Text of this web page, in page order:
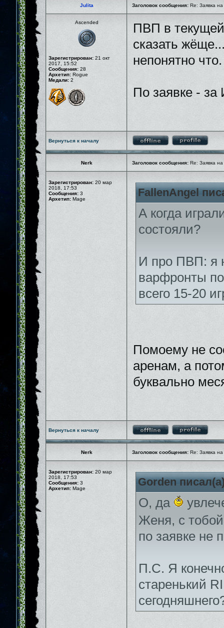
Julita Заголовок сообщения: Re: Заявка
Ascended
Зарегистрирован: 21 окт
2017, 15:52
Сообщения: 28
Архетип: Rogue
Медали: 2
ПВП в
сказать
непонятно
По заявке -
Вернуться к началу
Nerk Заголовок сообщения: Re: Заявка
Зарегистрирован: 20 мар
2018, 17:53
Сообщения: 3
Архетип: Mage
FallenAngel
А когда
состояли?
И про ПВП: я
варфронты
всего 15-20
Помоему не
аренам, а
буквально
Вернуться к началу
Nerk Заголовок сообщения: Re: Заявка
Зарегистрирован: 20 мар
2018, 17:53
Сообщения: 3
Архетип: Mage
Gorden
О, да
Женя, с
по заявке не
П.С. Я
старенький